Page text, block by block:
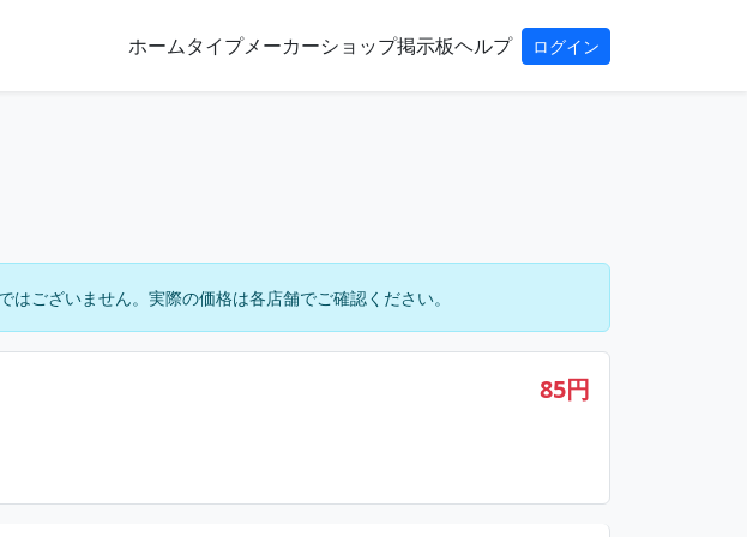
ホームタイプメーカーショップ掲示板ヘルプ ログイン
ございません。実際の価格は各店舗でご確認ください。
85円